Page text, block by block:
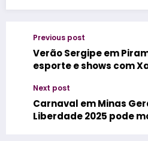
Previous post
Verão Sergipe em
esporte e shows com
Next post
Carnaval em Minas
Liberdade 2025 pode